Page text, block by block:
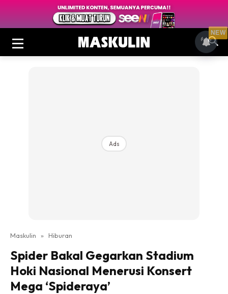
Ads
Maskulin » Hiburan
Spider Bakal Gegarkan Stadium
Hoki Nasional Menerusi Konsert
Mega ‘Spideraya’
NEW